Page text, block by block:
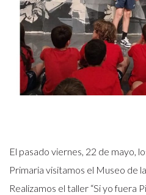
El pasado viernes, 22 de mayo,
Primaria visitamos el Museo de
Realizamos el taller “Si yo fuera